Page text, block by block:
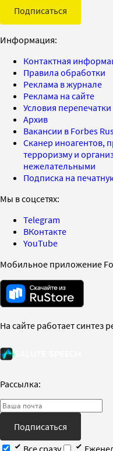
Подписаться
Информация:
Контактная
Правила обработки
Реклама в журнале
Реклама на сайте
Условия перепечатки
Архив
Вакансии в Forbes
Сканер иноагентов,
терроризму и
нежелательными
Подписка на
Мы в соцсетях:
Telegram
ВКонтакте
YouTube
Мобильное приложение
На сайте работает синтез
Рассылка:
Подписаться
Все сразу